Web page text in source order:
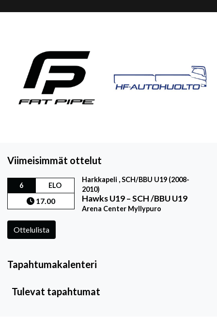
Viimeisimmät ottelut
6 ELO
17.00
Harkkapeli , SCH/BBU U19 (2008-
2010)
Hawks U19–SCH /BBU U19
Arena Center Myllypuro
Ottelulista
Tapahtumakalenteri
Tulevat tapahtumat